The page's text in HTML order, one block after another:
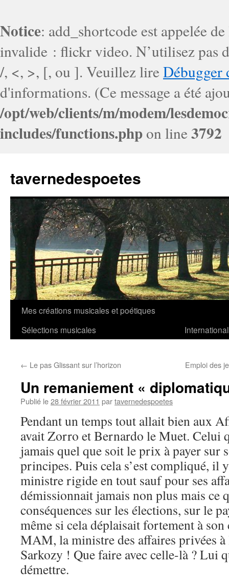
Notice: add_shortcode est appelée
invalide : flickr video. N’utilisez pas
/, <, >, [, ou ]. Veuillez lireDébugger
d'informations. (Ce message a été
/opt/web/clients/m/modem/
includes/functions.php on line3792
tavernedespoetes
Aller
au
Mes créations musicales et poétiques
Sélections musicales
International
← Le pas Glissant sur l’horizon Emploi des
Un remaniement «
Publié le28 février 2011 partavernedespoetes
Pendant un temps tout allait bien aux
avait Zorro et Bernardo le Muet. Celui
jamais quel que soit le prix à payer sur
principes. Puis cela s’est compliqué, il
ministre rigide en tout sauf pour ses
démissionnait jamais non plus mais ce
conséquences sur les élections, sur le
même si cela déplaisait fortement à
MAM, la ministre des affaires privées
Sarkozy ! Que faire avec celle-là ? Lui
démettre.